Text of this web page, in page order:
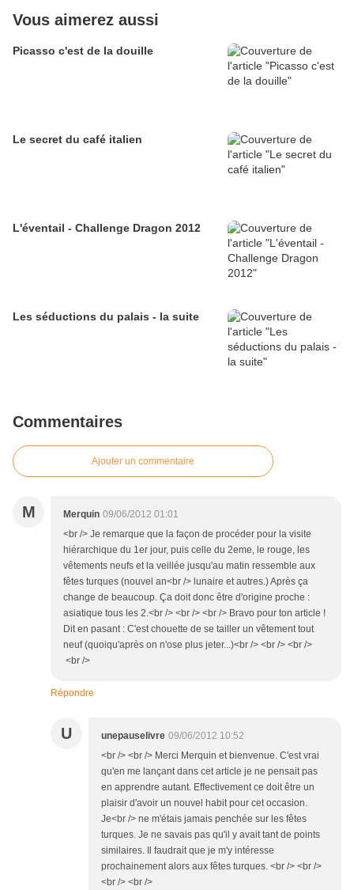
Vous aimerez aussi
Picasso c'est de la douille
Le secret du café italien
L'éventail - Challenge Dragon 2012
Les séductions du palais - la suite
Commentaires
Ajouter un commentaire
M Merquin 09/06/2012 01:01
<br /> Je remarque que la façon de procéder pour la visite
hiérarchique du 1er jour, puis celle du 2eme, le rouge, les
vêtements neufs et la veillée jusqu'au matin ressemble aux
fêtes turques (nouvel an<br /> lunaire et autres.) Après ça
change de beaucoup. Ça doit donc être d'origine proche :
asiatique tous les 2.<br /> <br /> <br /> Bravo pour ton article !
Dit en pasant : C'est chouette de se tailler un vêtement tout
neuf (quoiqu'après on n'ose plus jeter...)<br /> <br /> <br />
<br />
Répondre
U unepauselivre 09/06/2012 10:52
<br /> <br /> Merci Merquin et bienvenue. C'est vrai
qu'en me lançant dans cet article je ne pensait pas
en apprendre autant. Effectivement ce doit être un
plaisir d'avoir un nouvel habit pour cet occasion.
Je<br /> ne m'étais jamais penchée sur les fêtes
turques. Je ne savais pas qu'il y avait tant de points
similaires. Il faudrait que je m'y intéresse
prochainement alors aux fêtes turques. <br /> <br />
<br /> <br />